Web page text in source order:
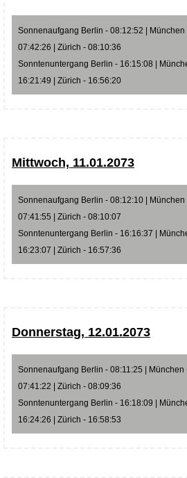
Sonnenaufgang Berlin - 08:12:52 | München
07:42:26 | Zürich - 08:10:36
Sonntenuntergang Berlin - 16:15:08 |
16:21:49 | Zürich - 16:56:20
Mittwoch, 11.01.2073
Sonnenaufgang Berlin - 08:12:10 | München
07:41:55 | Zürich - 08:10:07
Sonntenuntergang Berlin - 16:16:37 |
16:23:07 | Zürich - 16:57:36
Donnerstag, 12.01.2073
Sonnenaufgang Berlin - 08:11:25 | München
07:41:22 | Zürich - 08:09:36
Sonntenuntergang Berlin - 16:18:09 |
16:24:26 | Zürich - 16:58:53